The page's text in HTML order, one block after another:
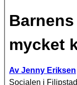
mycket
Av Jenny Eriksen
Socialen i